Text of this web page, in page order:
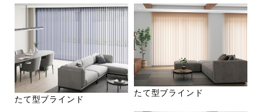
たて型ブラインド
たて型ブラインド